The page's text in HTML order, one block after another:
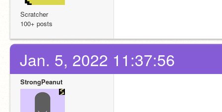
Scratcher
100+ posts
Jan. 5, 2022 11:37:56
StrongPeanut